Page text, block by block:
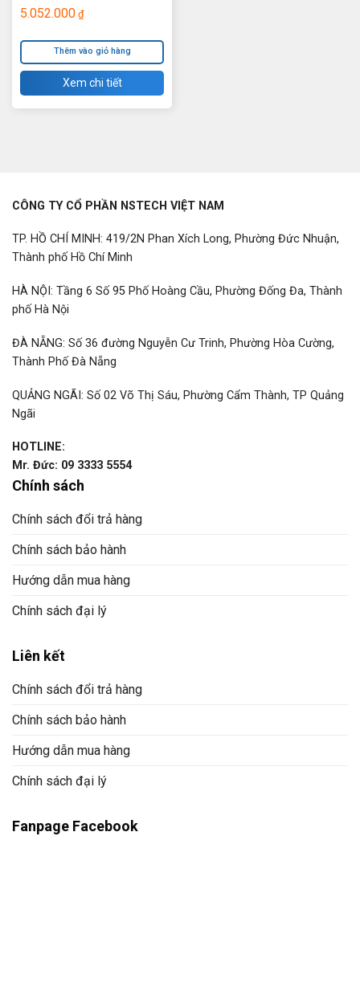
5.052.000 ₫
Thêm vào giỏ hàng
Xem chi tiết
CÔNG TY CỔ PHẦN NSTECH VIỆT NAM
TP. HỒ CHÍ MINH: 419/2N Phan Xích Long, Phường Đức Nhuận,
Thành phố Hồ Chí Minh
HÀ NỘI: Tầng 6 Số 95 Phố Hoàng Cầu, Phường Đống Đa, Thành
phố Hà Nội
ĐÀ NẴNG: Số 36 đường Nguyễn Cư Trinh, Phường Hòa Cường,
Thành Phố Đà Nẵng
QUẢNG NGÃI: Số 02 Võ Thị Sáu, Phường Cẩm Thành, TP Quảng
Ngãi
HOTLINE:
Mr. Đức: 09 3333 5554
Chính sách
Chính sách đổi trả hàng
Chính sách bảo hành
Hướng dẫn mua hàng
Chính sách đại lý
Liên kết
Chính sách đổi trả hàng
Chính sách bảo hành
Hướng dẫn mua hàng
Chính sách đại lý
Fanpage Facebook